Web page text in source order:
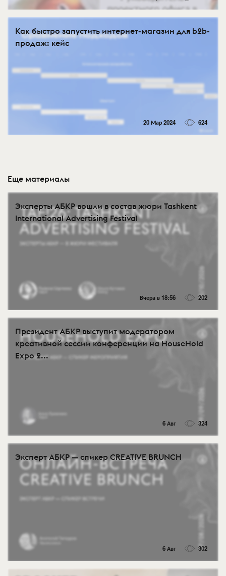
Как быстро запустить интернет-магазин для b2b-
продаж: кейс
20 Мар 2024 624
Еще материалы
Эксперты АБКР вошли в состав жюри Tashkent
International Advertising Festival
Вчера в 18:56 202
Президент АБКР выступит модератором
креативной сессии конференции на HouseHold
Expo 2...
6 Авг 324
Эксперт АБКР — спикер CREATIVE BRUNCH
6 Авг 302